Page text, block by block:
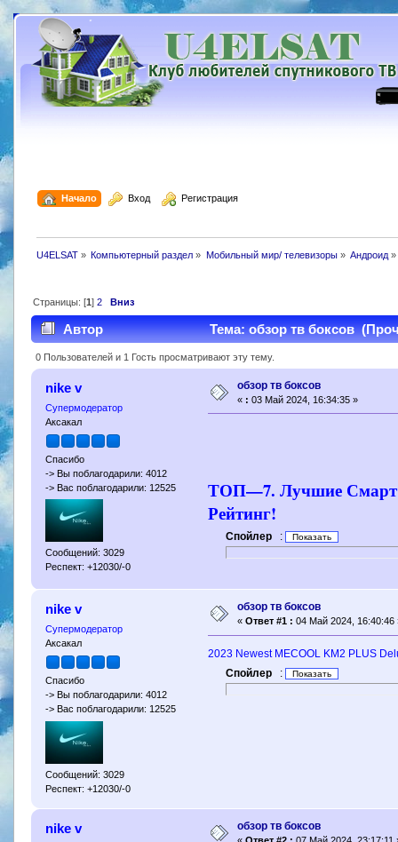
Начало Вход Регистрация
U4ELSAT» Компьютерный раздел » Мобильный мир/ телевизоры» Андроид»
Страницы: [1] 2 Вниз
Автор Тема: обзор тв боксов
0 Пользователей и 1 Гость просматривают эту тему.
nike v
Супермодератор
Аксакал
Спасибо
-> Вы поблагодарили: 4012
-> Вас поблагодарили: 12525
Сообщений: 3029
Респект: +12030/-0
обзор тв боксов
« : 03 Май 2024, 16:34:35 »
ТОП—7. Лучшие Смарт
Рейтинг!
Спойлер :
nike v
Супермодератор
Аксакал
Спасибо
-> Вы поблагодарили: 4012
-> Вас поблагодарили: 12525
Сообщений: 3029
Респект: +12030/-0
обзор тв боксов
« Ответ #1 : 04 Май 2024, 16:40:46
2023 Newest MECOOL KM2 PLUS
Спойлер
:
nike v обзор тв боксов